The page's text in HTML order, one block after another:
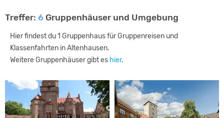
Treffer: 6 Gruppenhäuser und Umgebung
Hier findest du 1 Gruppenhaus für Gruppenreisen und
Klassenfahrten in Altenhausen.
Weitere Gruppenhäuser gibt es hier.